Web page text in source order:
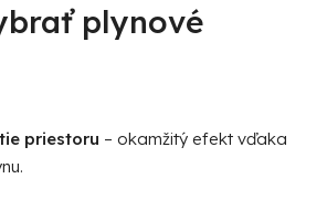
plynové
priestoru – okamžitý efekt vďaka